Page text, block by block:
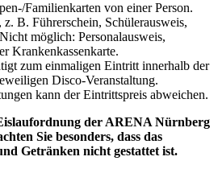
Familienkarten von einer Person.
B. Führerschein, Schülerausweis,
Nicht möglich: Personalausweis,
Krankenkassenkarte.
zum einmaligen Eintritt innerhalb der
Disco-Veranstaltung.
kann der Eintrittspreis abweichen.
der ARENA Nürnberg
Sie besonders, dass das
Getränken nicht gestattet ist.